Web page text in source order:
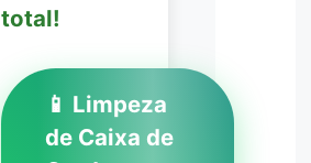
total!
📱 Limpeza
de Caixa de